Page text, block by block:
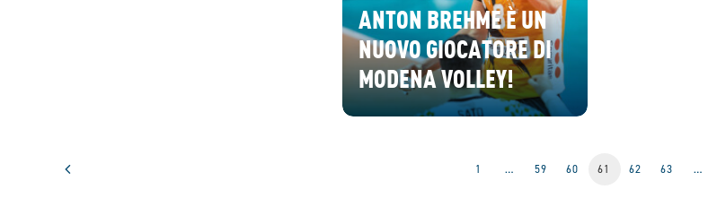
ANTON BREHME È UN
NUOVO GIOCATORE DI
MODENA VOLLEY!
1 … 59 60 61 62 63 …